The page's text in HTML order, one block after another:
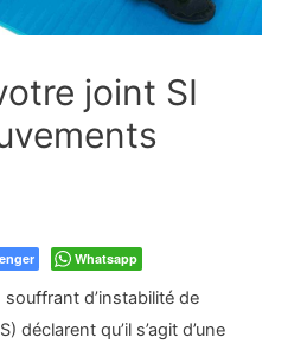
joint SI
Whatsapp
d’instabilité de
déclarent qu’il s’agit d’une